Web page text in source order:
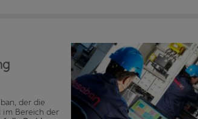
der die
im Bereich der